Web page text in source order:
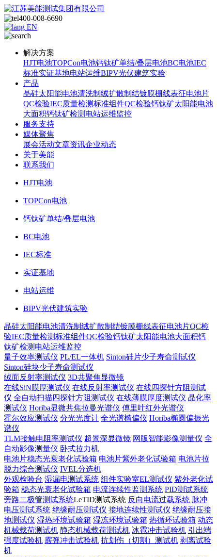
400-008-6690
EN
解决方案
HJT电池TOPCon电池钙钛矿单结/叠层电池BC电池IEC
标准实证基地电站运维BIPV光伏建筑实验
产品
晶硅太阳能电池清洗制绒扩散制结镀膜栅线表征电池片
QC检验IEC质量检测标准组件QC检验钙钛矿太阳能电池
大面积钙钛矿检测 电站运维监控
服务支持
媒体聚焦
展会活动文章资讯企业动态
关于美能
联系我们
HJT电池
TOPCon电池
钙钛矿单结/叠层电池
BC电池
IEC标准
实证基地
电站运维
BIPV光伏建筑实验
晶硅太阳能电池清洗制绒扩散制结镀膜栅线表征电池片QC检
验IEC质量检测标准组件QC检验钙钛矿太阳能电池大面积钙
钛矿检测 电站运维监控
量子效率测试仪 PL/EL一体机 Sinton硅片少子寿命测试仪
Sinton硅块少子寿命测试仪
绒面反射率测试仪 3D共聚焦显微镜
在线SiN膜厚测试仪 在线反射率测试仪 在线四探针方阻测试
仪 全自动扫描四探针方阻测试仪 在线薄膜厚度测试仪 晶化率
测试仪 Horiba显微共焦拉曼光谱仪 傅里叶红外光谱仪
霍尔效应测试仪 分光光度计 全光谱椭偏仪 Horiba椭圆偏振光
谱仪
TLM接触电阻率测试仪 超景深显微镜 网版智能影像测量仪 全
自动影像测量仪 卧式拉力机
电池片稳态光衰老化试验箱 电池片紫外老化试验箱 电池片拉
脱力综合测试仪 IVEL分选机
外观检验台 湿漏电测试系统 组件实验室EL测试仪 紫外老化试
验箱 稳态光衰老化试验箱 电流连续性监测系统 PID测试系统
旁路二极管测试系统LeTID测试系统 反向电流过载系统 脉冲
电压测试系统 绝缘耐压测试仪 接地连续性测试仪 绝缘耐压接
地测试仪 湿热环境试验箱 湿冻环境试验箱 热循环试验箱 动态
机械载荷测试机 静态机械载荷测试机 冰雹冲击试验机 引出端
强度试验机 霰弹冲击试验机 抗划伤（切割）测试机 剥离试验
机